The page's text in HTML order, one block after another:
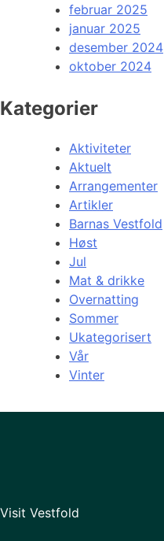
februar 2025
januar 2025
desember 2024
oktober 2024
Kategorier
Aktiviteter
Aktuelt
Arrangementer
Artikler
Barnas Vestfold
Høst
Jul
Mat & drikke
Overnatting
Sommer
Ukategorisert
Vår
Vinter
Visit Vestfold